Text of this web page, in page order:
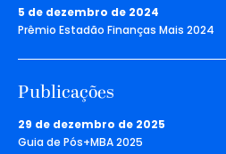
5 de dezembro de 2024
Prêmio Estadão Finanças Mais 2024
Publicações
29 de dezembro de 2025
Guia de Pós+MBA 2025